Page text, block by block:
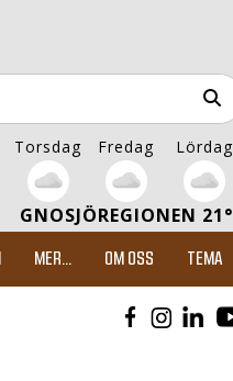
Torsdag Fredag Lördag
GNOSJÖREGIONEN 21°
MER... OM OSS TEMA